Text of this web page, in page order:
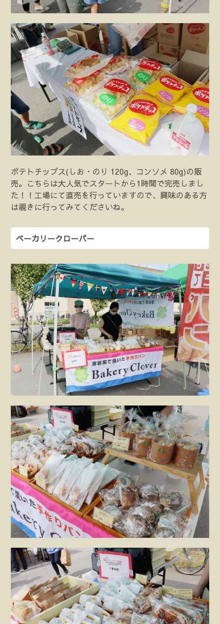
ポテトチップス(しお・のり 120g、コンソメ 80g)の販
売。こちらは大人気でスタートから1時間で完売しまし
た！！工場にて直売を行っていますので、興味のある方
は覗きに行ってみてくださいね。
ベーカリークローバー